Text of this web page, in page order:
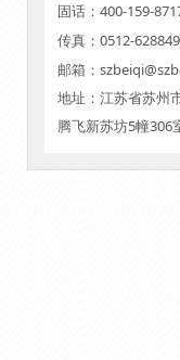
固话：400-159-
传真：0512-
邮箱：
地址：江苏省苏州
腾飞新苏坊5幢306